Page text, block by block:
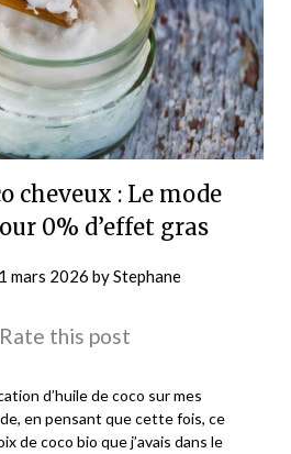
cheveux : Le mode
0% d’effet gras
mars 2026 byStephane
Rate this post
d’huile de coco sur mes
en pensant que cette fois, ce
de coco bio que j’avais dans le